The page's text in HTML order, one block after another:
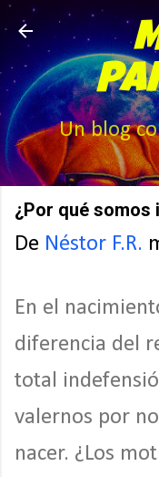
Ir al
Un blog
¿Por qué somos
De Néstor F.R.
En el
diferencia del
total
valernos por
nacer. ¿Los